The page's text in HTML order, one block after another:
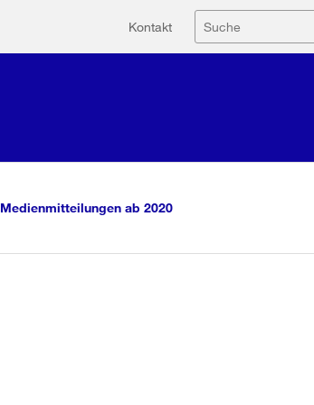
Hilfsnavigation
Kontakt Suche
Medienmitteilungen ab 2020